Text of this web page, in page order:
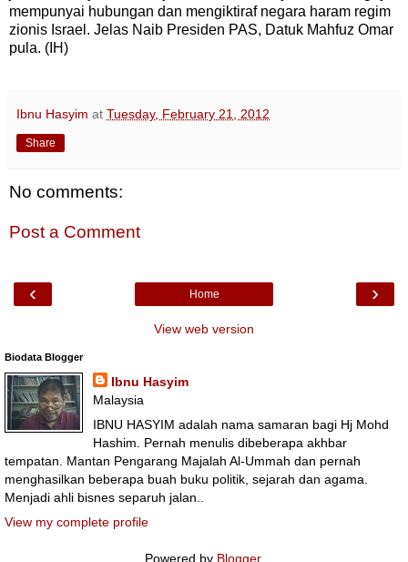
mempunyai hubungan dan mengiktiraf negara haram regim
zionis Israel. Jelas Naib Presiden PAS, Datuk Mahfuz Omar
pula. (IH)
Ibnu Hasyim at Tuesday, February 21, 2012
Share
No comments:
Post a Comment
‹ ›
Home
View web version
Biodata Blogger
Ibnu Hasyim
Malaysia
IBNU HASYIM adalah nama samaran bagi Hj Mohd
Hashim. Pernah menulis dibeberapa akhbar
tempatan. Mantan Pengarang Majalah Al-Ummah dan pernah
menghasilkan beberapa buah buku politik, sejarah dan agama.
Menjadi ahli bisnes separuh jalan..
View my complete profile
Powered by Blogger.